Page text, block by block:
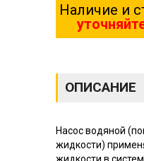
Наличие и
ОПИСАНИЕ
Насос водяной
жидкости)
жидкости в